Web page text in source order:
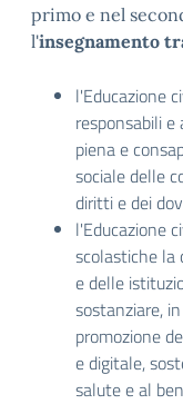
primo e nel
l'insegnamento
l'Educazione
responsabili
piena e
sociale delle
diritti e dei
l'Educazione
scolastiche la
e delle
sostanziare,
promozione
e digitale,
salute e al